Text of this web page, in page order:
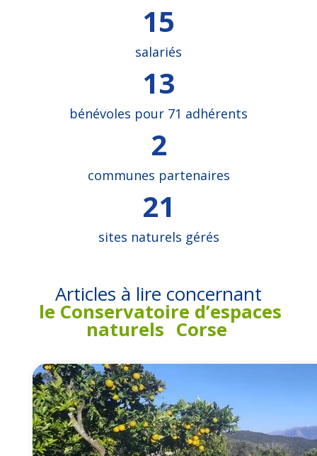
15
salariés
13
bénévoles pour 71 adhérents
2
communes partenaires
21
sites naturels gérés
Articles à lire concernant
le Conservatoire d’espaces
naturels Corse